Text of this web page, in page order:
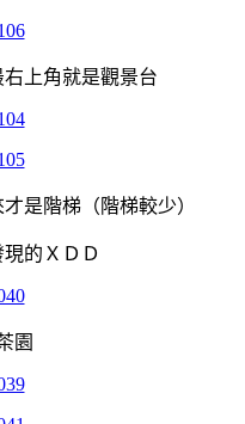
上角就是觀景台
是階梯（階梯較少）
的ＸＤＤ
園